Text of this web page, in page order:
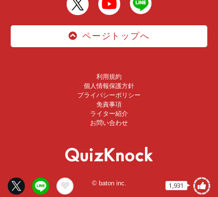
1,931
ページトップへ
利用規約
個人情報保護方針
プライバシーポリシー
免責事項
ライター紹介
お問い合わせ
© baton inc.